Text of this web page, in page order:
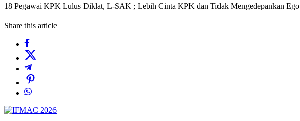
18 Pegawai KPK Lulus Diklat, L-SAK ; Lebih Cinta KPK dan Tidak Mengedepankan Ego
Share this article